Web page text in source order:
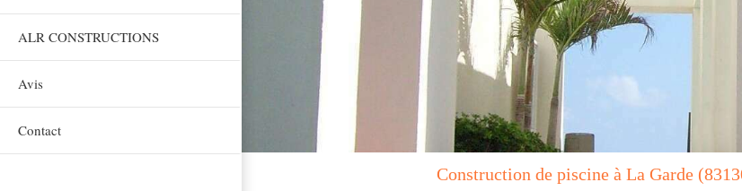
ALR CONSTRUCTIONS
Avis
Contact
Construction de piscine à La Garde